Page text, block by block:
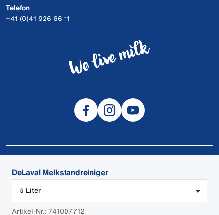
DeLaval Melkstandreiniger
5 Liter
Artikel-Nr.: 741007712
Telefon
+41 (0)41 926 66 11
Sicherheitsdatenblätter
AGB / DeLaval AG
Cookies